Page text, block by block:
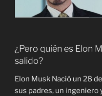
¿Pero quién es Elon
salido?
Elon Musk Nació un 28
sus padres, un